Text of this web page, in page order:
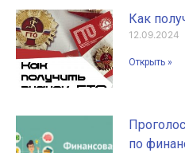
Как
12.09.2024
Открыть »
по